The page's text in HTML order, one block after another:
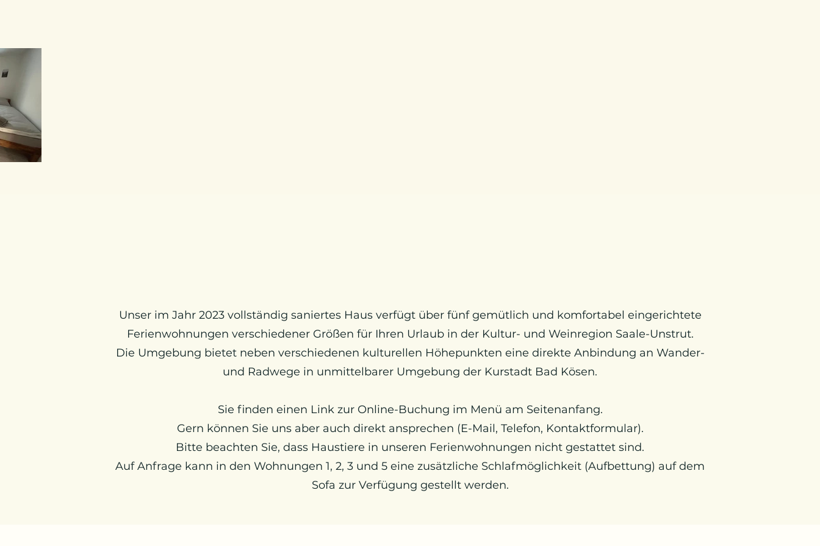
Unser im Jahr 2023 vollständig saniertes Haus verfügt über fünf gemütlich und komfortabel eingerichtete
Ferienwohnungen verschiedener Größen für Ihren Urlaub in der Kultur- und Weinregion Saale-Unstrut.
Die Umgebung bietet neben verschiedenen kulturellen Höhepunkten eine direkte Anbindung an Wander-
und Radwege in unmittelbarer Umgebung der Kurstadt Bad Kösen.
Sie finden einen Link zur Online-Buchung im Menü am Seitenanfang.
Gern können Sie uns aber auch direkt ansprechen (E-Mail, Telefon, Kontaktformular).
Bitte beachten Sie, dass Haustiere in unseren Ferienwohnungen nicht gestattet sind.
Auf Anfrage kann in den Wohnungen 1, 2, 3 und 5 eine zusätzliche Schlafmöglichkeit (Aufbettung) auf dem
Sofa zur Verfügung gestellt werden.